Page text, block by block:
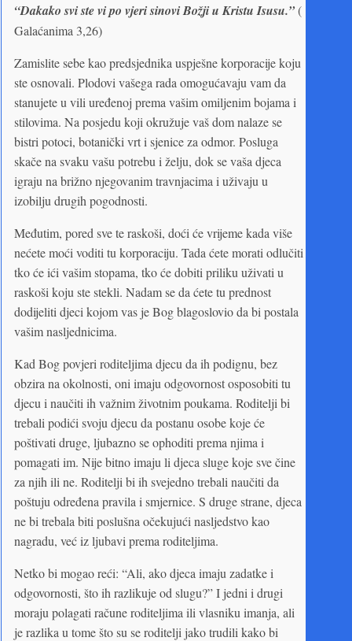
“Dakako svi ste vi po vjeri sinovi Božji u Kristu Isusu.”(
Galaćanima 3,26)
Zamislite sebe kao predsjednika uspješne korporacije koju
ste osnovali. Plodovi vašega rada omogućavaju vam da
stanujete u vili uređenoj prema vašim omiljenim bojama i
stilovima. Na posjedu koji okružuje vaš dom nalaze se
bistri potoci, botanički vrt i sjenice za odmor. Posluga
skače na svaku vašu potrebu i želju, dok se vaša djeca
igraju na brižno njegovanim travnjacima i uživaju u
izobilju drugih pogodnosti.
Međutim, pored sve te raskoši, doći će vrijeme kada više
nećete moći voditi tu korporaciju. Tada ćete morati odlučiti
tko će ići vašim stopama, tko će dobiti priliku uživati u
raskoši koju ste stekli. Nadam se da ćete tu prednost
dodijeliti djeci kojom vas je Bog blagoslovio da bi postala
vašim nasljednicima.
Kad Bog povjeri roditeljima djecu da ih podignu, bez
obzira na okolnosti, oni imaju odgovornost osposobiti tu
djecu i naučiti ih važnim životnim poukama. Roditelji bi
trebali podići svoju djecu da postanu osobe koje će
poštivati druge, ljubazno se ophoditi prema njima i
pomagati im. Nije bitno imaju li djeca sluge koje sve čine
za njih ili ne. Roditelji bi ih svejedno trebali naučiti da
poštuju određena pravila i smjernice. S druge strane, djeca
ne bi trebala biti poslušna očekujući nasljedstvo kao
nagradu, već iz ljubavi prema roditeljima.
Netko bi mogao reći: “Ali, ako djeca imaju zadatke i
odgovornosti, što ih razlikuje od slugu?” I jedni i drugi
moraju polagati račune roditeljima ili vlasniku imanja, ali
je razlika u tome što su se roditelji jako trudili kako bi